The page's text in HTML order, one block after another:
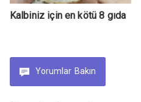
Kalbiniz için en kötü 8 gıda
Yorumlar Bakın